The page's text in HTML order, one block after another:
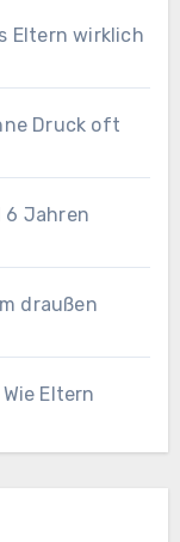
Eltern wirklich
Druck oft
6 Jahren
draußen
Eltern